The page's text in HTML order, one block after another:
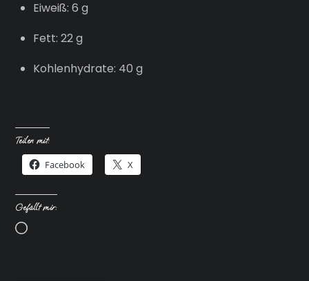
Eiweiß: 6 g
Fett: 22 g
Kohlenhydrate: 40 g
Teilen mit:
Facebook X
Gefällt mir:
Wird